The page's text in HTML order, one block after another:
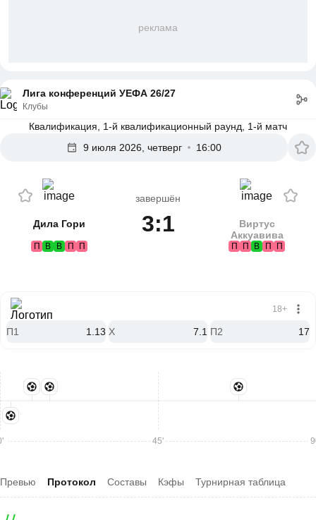
реклама
Лига конференций УЕФА 26/27
Клубы
Квалификация, 1-й квалификационный раунд, 1-й матч
9 июля 2026, четверг
16:00
Дила Гори
П В В П П
завершён
3:1
Виртус
Аккуавива
П П В П П
П1 1.13 X 7.1 П2 17
18+
45'
Превью Протокол Составы Кэфы Турнирная таблица